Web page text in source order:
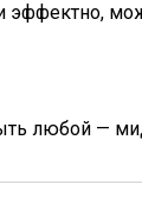
любой —